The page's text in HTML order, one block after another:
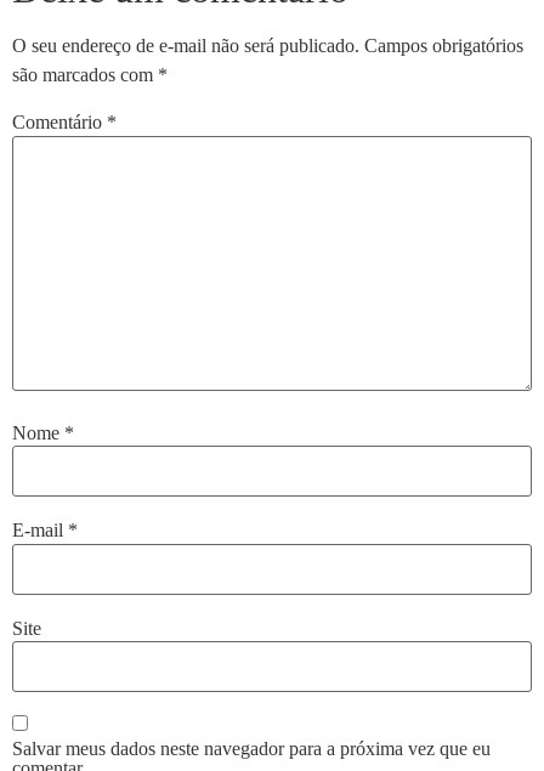
O seu endereço de e-mail não será publicado. Campos obrigatórios
são marcados com *
Comentário *
Nome *
E-mail *
Site
Salvar meus dados neste navegador para a próxima vez que eu